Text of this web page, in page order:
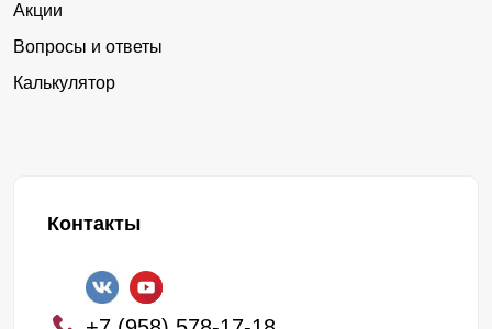
Акции
Вопросы и ответы
Калькулятор
Контакты